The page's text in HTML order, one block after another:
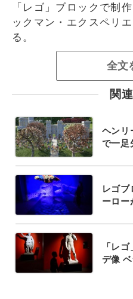
「レゴ」ブロックで制
ックマン・エクスペリ
る。
全文
関
ヘンリ
で一足
レゴブ
ーロー
「レ
デ像